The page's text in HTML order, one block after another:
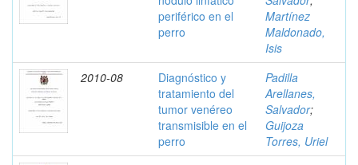
periférico en el
perro
Martínez
Maldonado,
Isis
2010-08
Diagnóstico y
tratamiento del
tumor venéreo
transmisible en el
perro
Padilla
Arellanes,
Salvador;
Guijoza
Torres, Uriel